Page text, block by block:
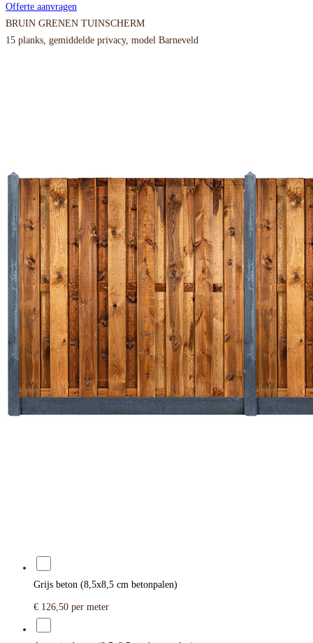
Offerte aanvragen
BRUIN GRENEN TUINSCHERM
15 planks, gemiddelde privacy, model Barneveld
Grijs beton (8,5x8,5 cm betonpalen)
€ 126,50 per meter